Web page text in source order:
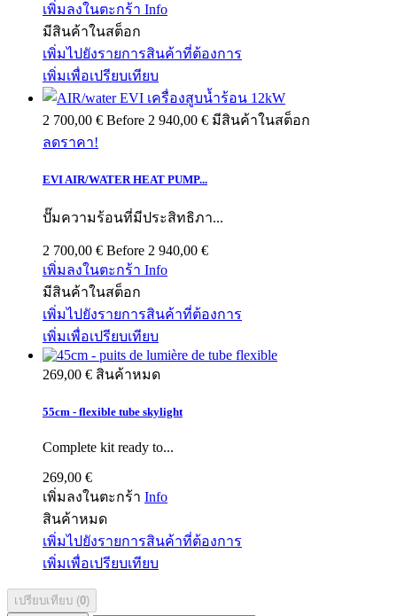
เพิ่มลงในตะกร้า Info
มีสินค้าในสต็อก
เพิ่มไปยังรายการสินค้าที่ต้องการ
เพิ่มเพื่อเปรียบเทียบ
2 700,00 € Before 2 940,00 € มีสินค้าในสต็อก
ลดราคา!
EVI AIR/WATER HEAT PUMP...
ปั๊มความร้อนที่มีประสิทธิภา...
2 700,00 € Before 2 940,00 €
เพิ่มลงในตะกร้า Info
มีสินค้าในสต็อก
เพิ่มไปยังรายการสินค้าที่ต้องการ
เพิ่มเพื่อเปรียบเทียบ
269,00 € สินค้าหมด
55cm - flexible tube skylight
Complete kit ready to...
269,00 €
เพิ่มลงในตะกร้า Info
สินค้าหมด
เพิ่มไปยังรายการสินค้าที่ต้องการ
เพิ่มเพื่อเปรียบเทียบ
เปรียบเทียบ (0)